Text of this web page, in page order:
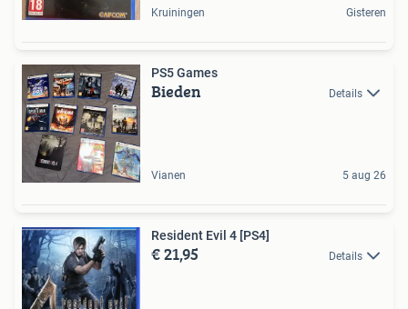
Kruiningen Gisteren
PS5 Games
Bieden Details
Vianen 5 aug 26
Resident Evil 4 [PS4]
€ 21,95 Details